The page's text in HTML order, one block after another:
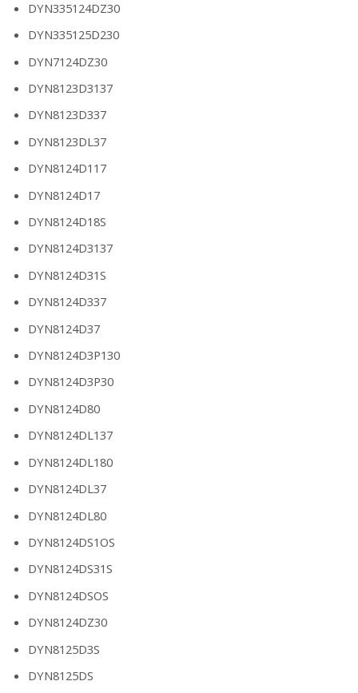
DYN335124DZ30
DYN335125D230
DYN7124DZ30
DYN8123D3137
DYN8123D337
DYN8123DL37
DYN8124D117
DYN8124D17
DYN8124D18S
DYN8124D3137
DYN8124D31S
DYN8124D337
DYN8124D37
DYN8124D3P130
DYN8124D3P30
DYN8124D80
DYN8124DL137
DYN8124DL180
DYN8124DL37
DYN8124DL80
DYN8124DS1OS
DYN8124DS31S
DYN8124DSOS
DYN8124DZ30
DYN8125D3S
DYN8125DS